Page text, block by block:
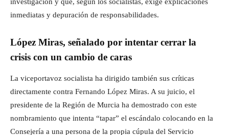
inmediatas y depuración de responsabilidades.
López Miras, señalado por intentar cerrar la
crisis con un cambio de caras
La viceportavoz socialista ha dirigido también sus críticas
directamente contra Fernando López Miras. A su juicio, el
presidente de la Región de Murcia ha demostrado con este
nombramiento que intenta “tapar” el escándalo colocando en la
Consejería a una persona de la propia cúpula del Servicio